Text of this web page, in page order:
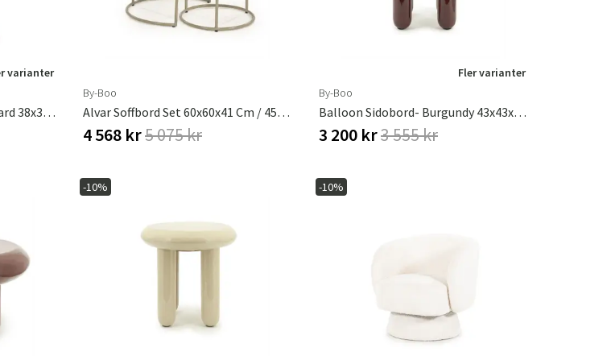
varianter
TileTastic 2 Sidobord- Mustard 38x38x45 Cm
By-Boo
Alvar Soffbord Set 60x60x41 Cm / 45x45x35 Cm
4 568 kr5 075 kr
Fler varianter
By-Boo
Balloon Sidobord- Burgundy 43x43x45 Cm
3 200 kr3 555 kr
-10% -10%